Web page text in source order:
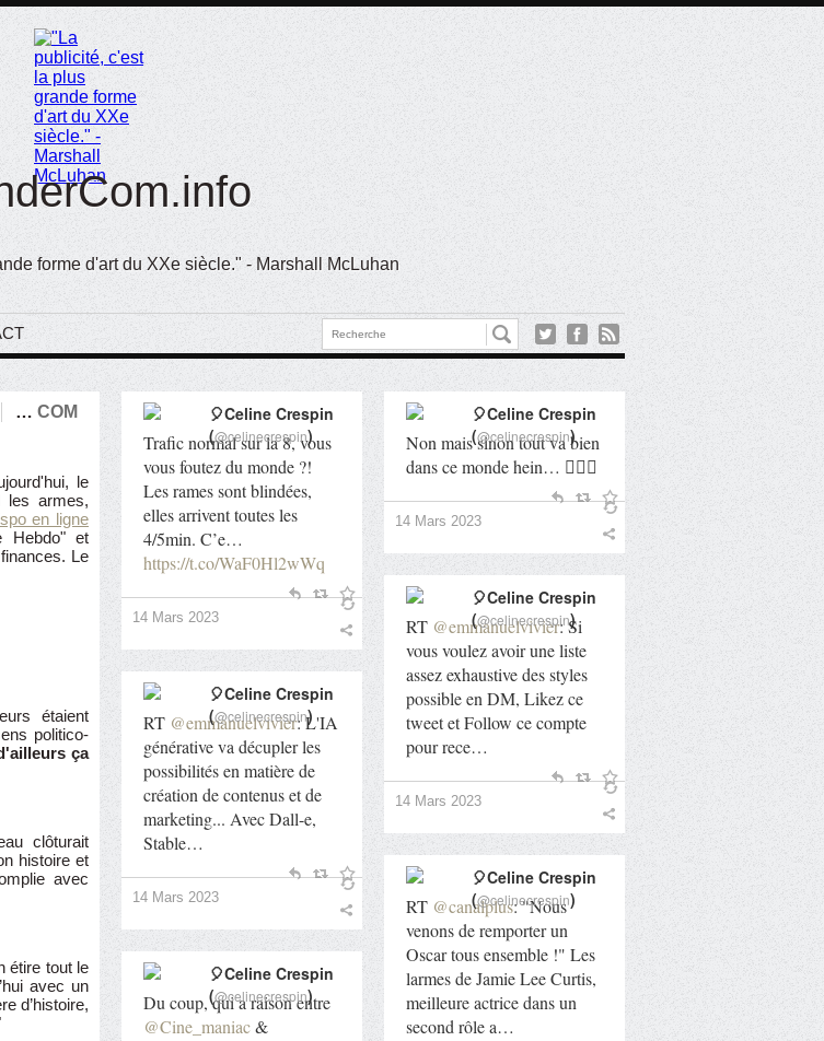
forme d'art du XXe siècle." - Marshall McLuhan
… COM
le
les armes,
en ligne
Hebdo" et
Le
étaient
politico-
ça
clôturait
histoire et
avec
étire tout le
avec un
d’histoire,
Trafic normal sur la 8, vous
vous foutez du monde ?!
Les rames sont blindées,
elles arrivent toutes les
4/5min. C’e…
https://t.co/WaF0Hl2wWq
🎈Celine Crespin
(@celinecrespin)
14 Mars 2023
Non mais sinon tout va bien
dans ce monde hein… 🤦🏻‍♀️
🎈Celine Crespin
(@celinecrespin)
14 Mars 2023
RT @emmanuelvivier: Si
vous voulez avoir une liste
assez exhaustive des styles
possible en DM, Likez ce
tweet et Follow ce compte
pour rece…
🎈Celine Crespin
(@celinecrespin)
14 Mars 2023
RT @emmanuelvivier: L'IA
générative va décupler les
possibilités en matière de
création de contenus et de
marketing... Avec Dall-e,
Stable…
🎈Celine Crespin
(@celinecrespin)
14 Mars 2023 RT @canalplus: "Nous
venons de remporter un
Oscar tous ensemble !" Les
larmes de Jamie Lee Curtis,
meilleure actrice dans un
second rôle a…
🎈Celine Crespin
(@celinecrespin)
Du coup, qui a raison entre
@Cine_maniac&
🎈Celine Crespin
(@celinecrespin)